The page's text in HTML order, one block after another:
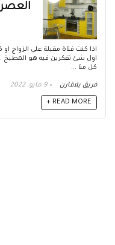
اذا كنت فتاة مقبلة علي الزواج او
اول شئ تفكرين فيه هو المطبخ
كل منا ...
فريق يلاقارن 9 مايو، 2022
READ MORE +